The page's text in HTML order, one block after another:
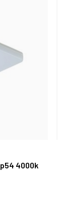
4000k